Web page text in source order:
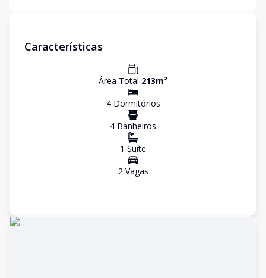
Características
Área Total 213m²
4Dormitórios
4 Banheiros
1 Suíte
2Vagas